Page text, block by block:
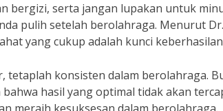
bergizi, serta jangan lupakan untuk
pulih setelah berolahraga. Menurut
yang cukup adalah kunci
tetaplah konsisten dalam berolahraga.
hasil yang optimal tidak akan